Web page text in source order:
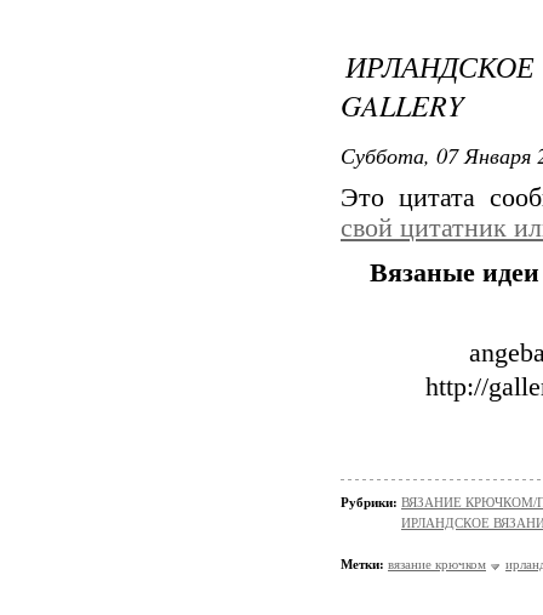
GALLERY
Суббота, 07 Января
Это цитата
свой цитатник
Вязаные идеи
http://
Рубрики: ВЯЗАНИЕ КРЮЧКОМ/
ИРЛАНДСКОЕ
Метки: вязание крючком